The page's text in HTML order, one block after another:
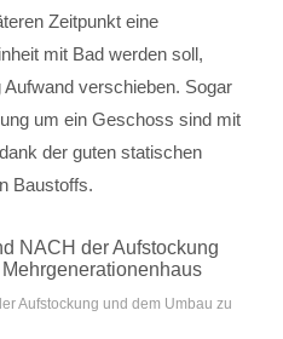
Zeitpunkt eine
mit Bad werden soll,
verschieben. Sogar
um ein Geschoss sind mit
der guten statischen
Baustoffs.
Aufstockung und dem Umbau zu